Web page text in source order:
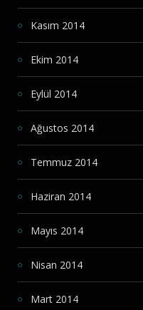
Kasım 2014
Ekim 2014
Eylül 2014
Ağustos 2014
Temmuz 2014
Haziran 2014
Mayıs 2014
Nisan 2014
Mart 2014